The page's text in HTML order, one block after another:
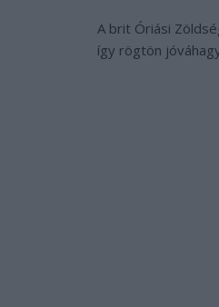
A brit Óriási
így rögtön